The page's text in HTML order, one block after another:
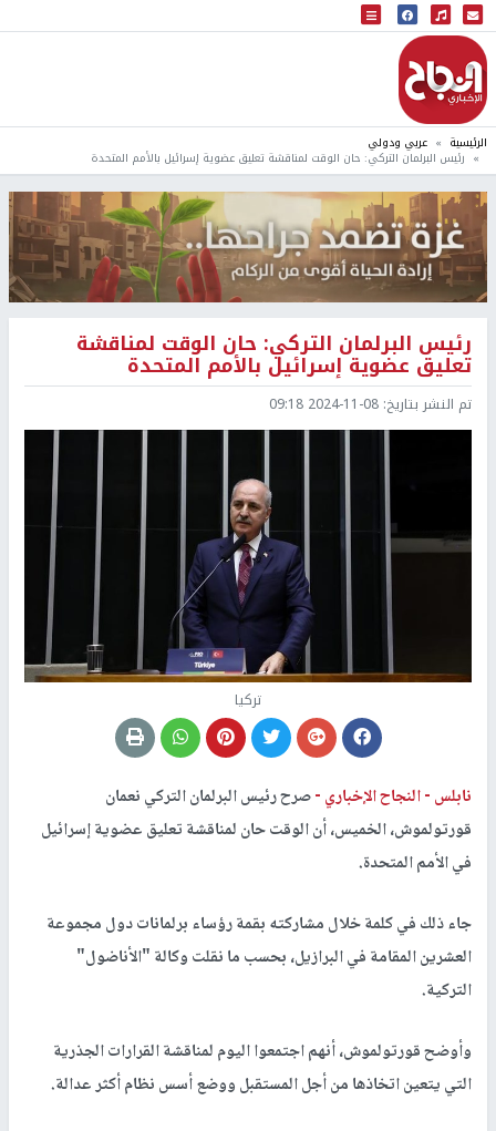
البث المباشر
إذاعة النجاح
الرئيسية عربي ودولي
رئيس البرلمان التركي: حان الوقت لمناقشة تعليق عضوية إسرائيل بالأمم المتحدة
رئيس البرلمان التركي: حان الوقت لمناقشة
تعليق عضوية إسرائيل بالأمم المتحدة
تم النشر بتاريخ: 2024-11-08 09:18
تركيا
نابلس -النجاح الإخباري -صرح رئيس البرلمان التركي نعمان
قورتولموش، الخميس، أن الوقت حان لمناقشة تعليق عضوية إسرائيل
في الأمم المتحدة.
جاء ذلك في كلمة خلال مشاركته بقمة رؤساء برلمانات دول مجموعة
العشرين المقامة في البرازيل، بحسب ما نقلت وكالة "الأناضول"
التركية.
وأوضح قورتولموش، أنهم اجتمعوا اليوم لمناقشة القرارات الجذرية
التي يتعين اتخاذها من أجل المستقبل ووضع أسس نظام أكثر عدالة.